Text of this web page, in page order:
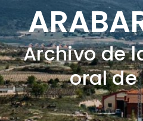
Archivo de
oral de